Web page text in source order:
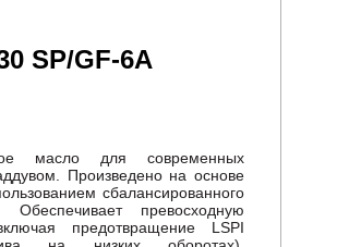
SP/GF-6A
масло для современных
Произведено на основе
сбалансированного
Обеспечивает превосходную
предотвращение LSPI